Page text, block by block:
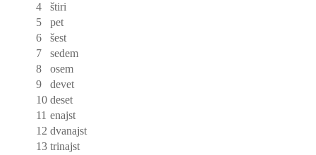
4
štiri
5
pet
6
šest
7
sedem
8
osem
9
devet
10 deset
11 enajst
12 dvanajst
13 trinajst